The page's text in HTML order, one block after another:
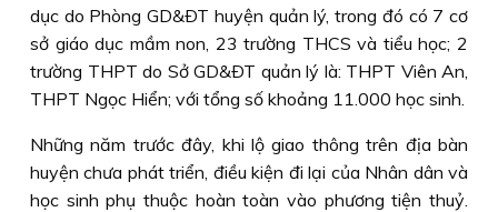
dục do Phòng GD&ÐT huyện quản lý, trong đó có 7 cơ
sở giáo dục mầm non, 23 trường THCS và tiểu học; 2
trường THPT do Sở GD&ÐT quản lý là: THPT Viên An,
THPT Ngọc Hiển; với tổng số khoảng 11.000 học sinh.
Những năm trước đây, khi lộ giao thông trên địa bàn
huyện chưa phát triển, điều kiện đi lại của Nhân dân và
học sinh phụ thuộc hoàn toàn vào phương tiện thuỷ.